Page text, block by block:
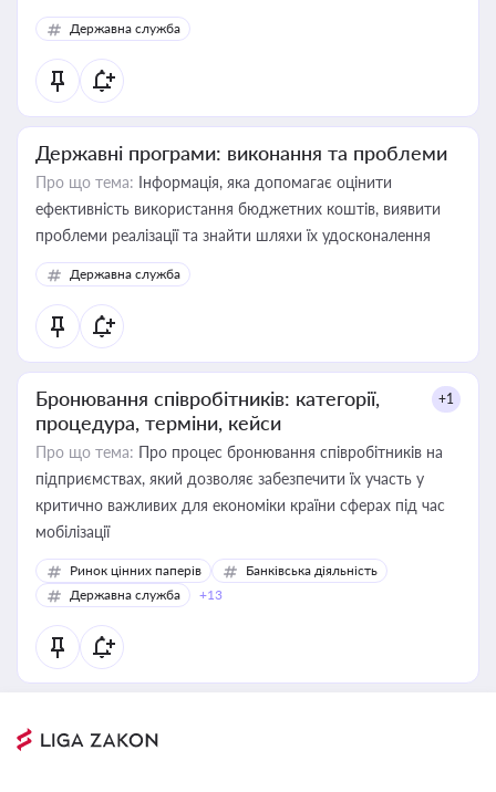
Державна служба
Державні програми: виконання та проблеми
Про що тема: Інформація, яка допомагає оцінити
ефективність використання бюджетних коштів, виявити
проблеми реалізації та знайти шляхи їх удосконалення
Державна служба
Бронювання співробітників: категорії,
процедура, терміни, кейси
+1
Про що тема: Про процес бронювання співробітників на
підприємствах, який дозволяє забезпечити їх участь у
критично важливих для економіки країни сферах під час
мобілізації
Ринок цінних паперів
Банківська діяльність
Державна служба
+13